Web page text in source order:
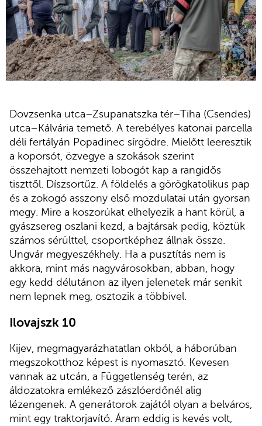
Dovzsenka utca–Zsupanatszka tér–Tiha (Csendes)
utca–Kálvária temető. A terebélyes katonai parcella
déli fertályán Popadinec sírgödre. Mielőtt leeresztik
a koporsót, özvegye a szokások szerint
összehajtott nemzeti lobogót kap a rangidős
tiszttől. Díszsortűz. A földelés a görögkatolikus pap
és a zokogó asszony első mozdulatai után gyorsan
megy. Mire a koszorúkat elhelyezik a hant körül, a
gyászsereg oszlani kezd, a bajtársak pedig, köztük
számos sérülttel, csoportképhez állnak össze.
Ungvár megyeszékhely. Ha a pusztítás nem is
akkora, mint más nagyvárosokban, abban, hogy
egy kedd délutánon az ilyen jelenetek már senkit
nem lepnek meg, osztozik a többivel.
Ilovajszk 10
Kijev, megmagyarázhatatlan okból, a háborúban
megszokotthoz képest is nyomasztó. Kevesen
vannak az utcán, a Függetlenség terén, az
áldozatokra emlékező zászlóerdőnél alig
lézengenek. A generátorok zajától olyan a belváros,
mint egy traktorjavító. Áram eddig is kevés volt,